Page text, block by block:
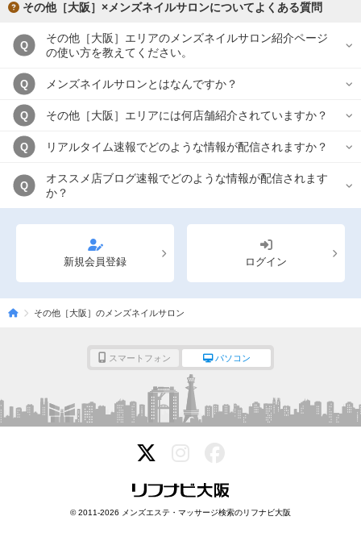
その他［大阪］×メンズネイルサロンについてよくある質問
Q
その他［大阪］エリアのメンズネイルサロン紹介ページ
の使い方を教えてください。
Q メンズネイルサロンとはなんですか？
Q その他［大阪］エリアには何店舗紹介されていますか？
Q リアルタイム速報でどのような情報が配信されますか？
Q
オススメ店ブログ速報でどのような情報が配信されます
か？
新規会員登録 ログイン
その他［大阪］のメンズネイルサロン
スマートフォン パソコン
© 2011-2026 メンズエステ・マッサージ検索のリフナビ大阪